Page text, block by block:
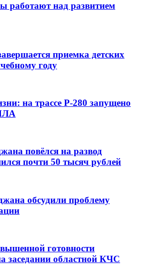
над развитием
приемка детских
году
на трассе Р-280 запущено
повёлся на развод
почти 50 тысяч рублей
обсудили проблему
готовности
заседании областной КЧС